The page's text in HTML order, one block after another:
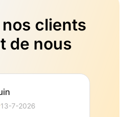
clients
de nous